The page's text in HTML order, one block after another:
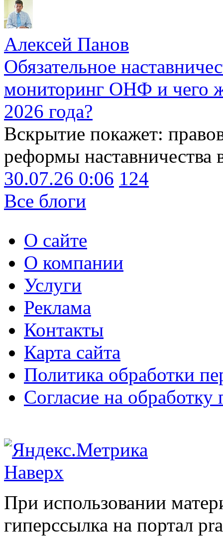
Алексей Панов
Обязательное
мониторинг ОНФ и чего
2026 года?
Вскрытие покажет:
реформы наставничества
30.07.26 0:06 124
Все блоги
О сайте
О компании
Услуги
Реклама
Контакты
Карта сайта
Политика обработки
Согласие на
Наверх
При использовании
гиперссылка на портал